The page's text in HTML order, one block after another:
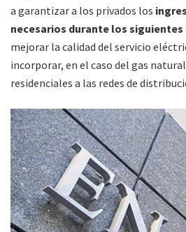
a garantizar a los privados los
necesarios durante los siguientes
mejorar la calidad del servicio
incorporar, en el caso del gas
residenciales a las redes de